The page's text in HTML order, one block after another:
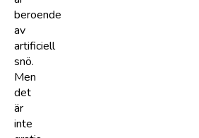
beroende
av
artificiell
snö.
Men
det
är
inte